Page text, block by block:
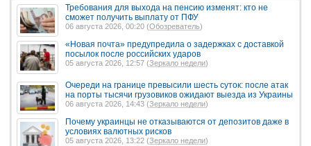
Требования для выхода на пенсию изменят: кто не
сможет получить выплату от ПФУ
06 августа 2026, 00:20 (Обозреватель)
«Новая почта» предупредила о задержках с доставкой
посылок после российских ударов
05 августа 2026, 12:57 (Зеркало недели)
Очереди на границе превысили шесть суток: после атак
на порты тысячи грузовиков ожидают выезда из Украины
06 августа 2026, 14:43 (Зеркало недели)
Почему украинцы не отказываются от депозитов даже в
условиях валютных рисков
05 августа 2026, 13:22 (Зеркало недели)